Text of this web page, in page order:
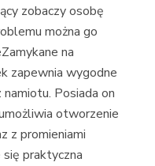
zobaczy osobę
można go
na
zapewnia wygodne
Posiada on
otworzenie
z promieniami
się praktyczna